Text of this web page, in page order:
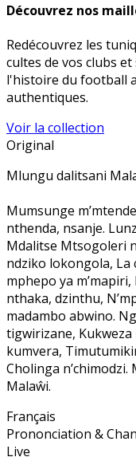
Découvrez nos
Redécouvrez les
cultes de vos clubs
l'histoire du football
authentiques.
Voir la collection
Original
Mlungu dalitsani
Mumsunge
nthenda, nsanje.
Mdalitse Mtsogoleri
ndziko lokongola, La
mphepo ya
nthaka, dzinthu,
madambo abwino.
tigwirizane,
kumvera,
Cholinga
Malaŵi.
Français
Prononciation &
Live